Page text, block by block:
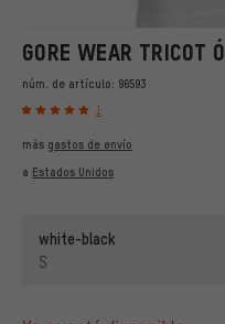
GORE WEAR TRICOT
núm. de artículo: 96593
1
más gastos de envío
a Estados Unidos
white-black
S